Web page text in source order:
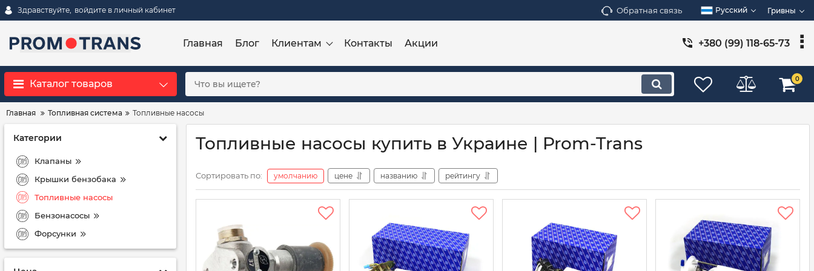
Здравствуйте, войдите в личный кабинет Обратная связь Русский Гривны
Главная Блог Клиентам Контакты Акции +380 (99) 118-65-73
Каталог товаров 0
Главная Топливная система Топливные насосы
Категории
Клапаны
Крышки бензобака
Топливные насосы
Бензонасосы
Форсунки
Топливные насосы купить в Украине | Prom-Trans
Сортировать по: умолчанию цене названию рейтингу